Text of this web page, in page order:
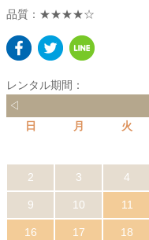
品質：★★★★☆
レンタル期間：
◁
日
月 火
2 3 4
9 10 11
16 17 18